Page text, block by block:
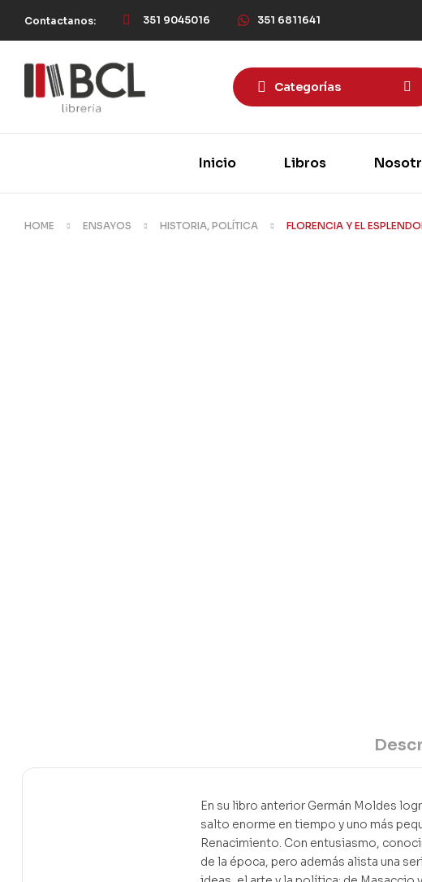
Contactanos: 351 9045016 351 6811641
Categorías
Inicio Libros
HOME ENSAYOS HISTORIA, POLÍTICA FLORENCIA Y EL
En su libro anterior Germán Moldes
salto enorme en tiempo y uno más
Renacimiento. Con entusiasmo,
de la época, pero además alista una